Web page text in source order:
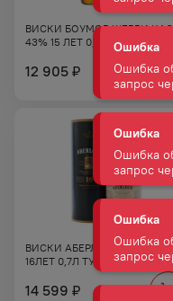
ВИСКИ БОУМОР ШЕРРИ
43% 15 ЛЕТ 0,7Л П/УП
12 905 ₽
ВИСКИ АБЕРЛАУЭР 40−43%
16ЛЕТ 0,7Л ТУБА
14 599 ₽
Ошибка
Ошибка
Ошибка
Ошибка
Ошибка
Ошибка
Ошибка